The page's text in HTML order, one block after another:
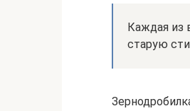
Каждая из
старую